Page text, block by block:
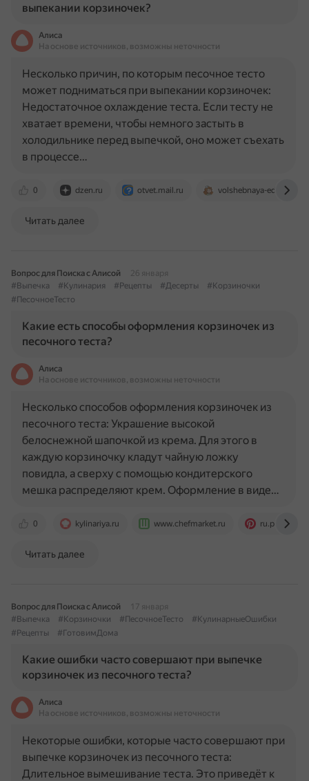
выпекании корзиночек?
Алиса
На основе источников, возможны неточности
0 dzen.ru otvet.mail.ru volshebnaya-eda.ru
Несколько причин, по которым песочное тесто
может подниматься при выпекании корзиночек:
Недостаточное охлаждение теста. Если тесту не
хватает времени, чтобы немного застыть в
холодильнике перед выпечкой, оно может съехать
в процессе…
Читать далее
Вопрос для Поиска с Алисой
26 января
#Выпечка
#Кулинария #Рецепты #Десерты
#Корзиночки
#ПесочноеТесто
Какие есть способы оформления корзиночек из
песочного теста?
Алиса
На основе источников, возможны неточности
0 kylinariya.ru www.chefmarket.ru
Несколько способов оформления корзиночек из
песочного теста: Украшение высокой
белоснежной шапочкой из крема. Для этого в
каждую корзиночку кладут чайную ложку
повидла, а сверху с помощью кондитерского
мешка распределяют крем. Оформление в виде…
Читать далее
Вопрос для Поиска с Алисой
17 января
#Выпечка
#Корзиночки #ПесочноеТесто
#КулинарныеОшибки
#Рецепты
#ГотовимДома
Какие ошибки часто совершают при выпечке
корзиночек из песочного теста?
Алиса
На основе источников, возможны неточности
Некоторые ошибки, которые часто совершают при
выпечке корзиночек из песочного теста:
Длительное вымешивание теста. Это приведёт к